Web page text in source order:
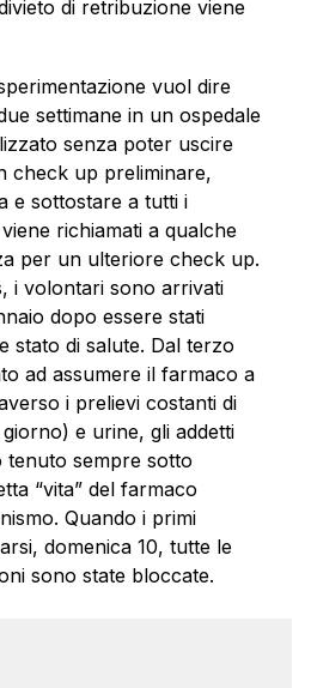
di retribuzione viene
vuol dire
settimane in un ospedale
senza poter uscire
check up preliminare,
e sottostare a tutti i
richiamati a qualche
per un ulteriore check up.
i volontari sono arrivati
dopo essere stati
stato di salute. Dal terzo
ad assumere il farmaco a
i prelievi costanti di
e urine, gli addetti
tenuto sempre sotto
“vita” del farmaco
Quando i primi
domenica 10, tutte le
sono state bloccate.